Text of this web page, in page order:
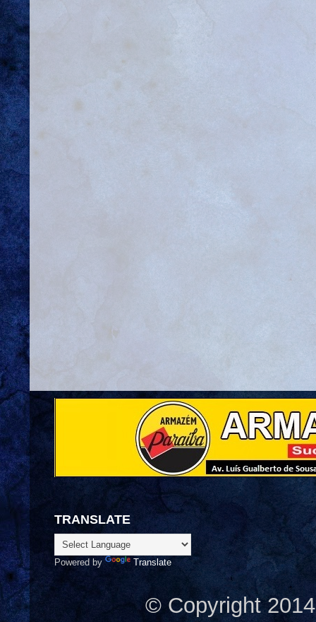
TRANSLATE
Powered by Translate
© Copyright